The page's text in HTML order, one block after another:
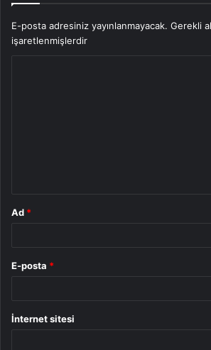
E-posta adresiniz yayınlanmayacak. Gerekli
işaretlenmişlerdir
Ad *
E-posta *
İnternet sitesi